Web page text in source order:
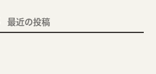
最近の投稿